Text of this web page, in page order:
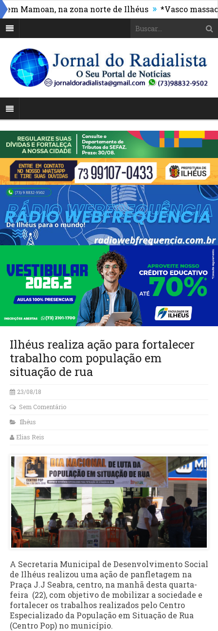
na zona norte de Ilhéus » *Vasco massacra
Ilhéus realiza ação para fortalecer
trabalho com população em
situação de rua
23/08/18
Sem Comentário
Ilhéus
Elias Reis
A Secretaria Municipal de Desenvolvimento Social
de Ilhéus realizou uma ação de panfletagem na
Praça J.J Seabra, centro, na manhã desta quarta-
feira (22), com objetivo de mobilizar a sociedade e
fortalecer os trabalhos realizados pelo Centro
Especializado da População em Situação de Rua
(Centro Pop) no município.